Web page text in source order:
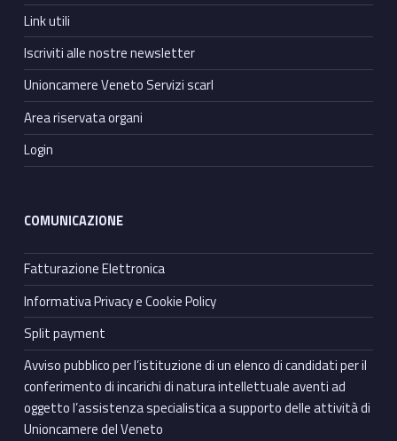
Link utili
Iscriviti alle nostre newsletter
Unioncamere Veneto Servizi scarl
Area riservata organi
Login
COMUNICAZIONE
Fatturazione Elettronica
Informativa Privacy e Cookie Policy
Split payment
Avviso pubblico per l’istituzione di un elenco di candidati per il
conferimento di incarichi di natura intellettuale aventi ad
oggetto l’assistenza specialistica a supporto delle attività di
Unioncamere del Veneto